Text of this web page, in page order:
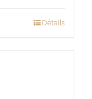
Détails